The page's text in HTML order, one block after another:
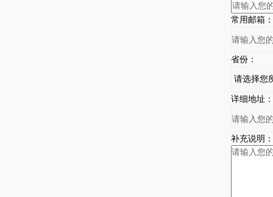
常用邮箱：
省份：
详细地址：
补充说明：